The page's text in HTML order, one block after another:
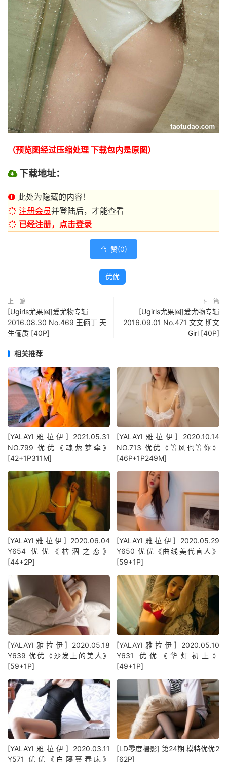
（预览图经过压缩处理 下载包内是原图）
下载地址：
此处为隐藏的内容！
注册会员并登陆后，才能查看
已经注册，点击登录
 赞(0)
优优
上一篇
[Ugirls尤果网]爱尤物专辑
2016.08.30 No.469 王俪丁 天
生俪质 [40P]
下一篇
[Ugirls尤果网]爱尤物专辑
2016.09.01 No.471 文文 斯文
Girl [40P]
相关推荐
[YALAYI雅拉伊] 2021.05.31
NO.799 优优《魂萦梦牵》
[42+1P311M]
[YALAYI雅拉伊] 2020.10.14
NO.713 优优《等风也等你》
[46P+1P249M]
[YALAYI雅拉伊] 2020.06.04
Y654 优优《枯涸之恋》
[44+2P]
[YALAYI雅拉伊] 2020.05.29
Y650 优优《曲线美代言人》
[59+1P]
[YALAYI雅拉伊] 2020.05.18
Y639 优优《沙发上的美人》
[59+1P]
[YALAYI雅拉伊] 2020.05.10
Y631 优优《华灯初上》
[49+1P]
[YALAYI雅拉伊] 2020.03.11
Y571 优优《白藤蔓春床》
[LD零度摄影] 第24期 模特优优2
[62P]